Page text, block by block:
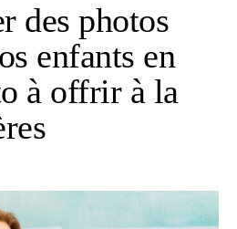
des photos
enfants en
à offrir à la